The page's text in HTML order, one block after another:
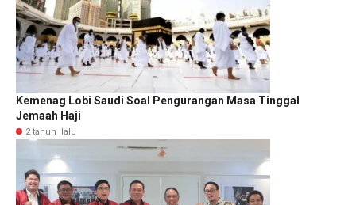
Kemenag Lobi Saudi Soal Pengurangan Masa Tinggal
Jemaah Haji
2 tahun lalu